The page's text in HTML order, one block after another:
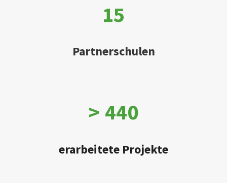
15
Partnerschulen
> 440
erarbeitete Projekte